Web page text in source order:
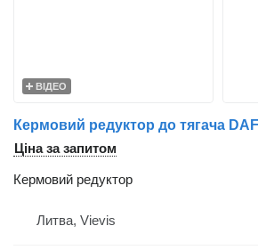
ВІДЕО
Ціна за запитом
Кермовий редуктор
Литва, Vievis